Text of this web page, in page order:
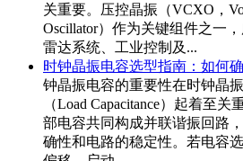
关重要。压控晶振（VCXO，
Oscillator）作为关键组件之一
雷达系统、工业控制及...
时钟晶振电容选型指南：如何
钟晶振电容的重要性在时钟晶
（Load Capacitance）起着至
部电容共同构成并联谐振回路
确性和电路的稳定性。若电容